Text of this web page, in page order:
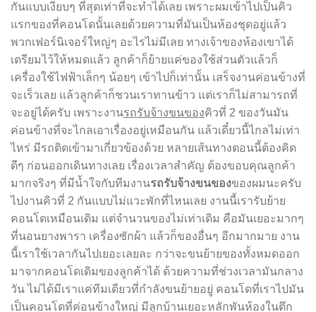
กันแบบเงียบๆ ที่สุดเท่าที่จะทำได้เลย เพราะผมเข้าไปเป็นคิว
แรกของที่คอนโดนั้นเลยด้วยความที่มันเป็นห้องชุดอยู่แล้ว
พวกเฟอร์นิเจอร์ใหญ่ๆ อะไรไม่มีเลย ทางเจ้าของห้องเขาได้
เตรียมไว้ให้หมดแล้ว ลูกค้าก็ย้ายแค่ของใช้ส่วนตัวแล้วก็
เครื่องใช้ไฟฟ้าเล็กๆ น้อยๆ เข้าไปก็เท่านั้น เสร็จงานค่อนข้างที่
จะเร็วเลย แล้วลูกค้าก็ชวนเราทานข้าว แต่เราก็ไม่สามารถที่
จะอยู่ได้ครับ เพราะงานรถรับจ้างขนของคิวที่ 2 ของวันมัน
ค่อนข้างที่จะไกลเอาเรื่องอยู่เหมือนกัน แล้วเดี๋ยวนี้ไกลไม่เท่า
ไหร่ มีรถติดเข้ามาเกี่ยวข้องด้วย หลายเส้นทางตอนนี้ต้องคิด
ดีๆ ก่อนออกเดินทางเลย เรื่องเวลาสำคัญ ต้องขอบคุณลูกค้า
มากจริงๆ ที่มีน้ำใจกับทีมงานรถรับจ้างขนของของผมนะครับ
ไปงานคิวที่ 2 กันแบบไม่แวะพักที่ไหนเลย งานนี้เรารับย้าย
คอนโดเหมือนเดิม แต่จำนวนของไม่เท่าเดิม คือมันเยอะมากๆ
ที่นอนยางพารา เครื่องซักผ้า แล้วก็ของอื่นๆ อีกมากมาย งาน
นี้เราใช้เวลากันไปเยอะเลยละ กว่าจะขนย้ายของทั้งหมดออก
มาจากคอนโดเดิมของลูกค้าได้ ด้วยความที่ช่วงเวลามันกลาง
วัน ไม่ได้มีเราแค่ทีมเดียวที่กำลังขนย้ายอยู่ คอนโดที่เราไปมัน
เป็นคอนโดที่ค่อนข้างใหญ่ มีลูกบ้านเยอะหลักพันห้องในตึก